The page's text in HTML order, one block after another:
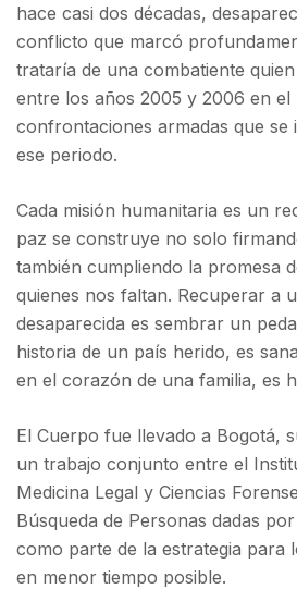
hace casi dos décadas,
conflicto que marcó
trataría de una combatiente
entre los años 2005 y 2006 en el
confrontaciones armadas que se
ese periodo.
Cada misión humanitaria es un
paz se construye no solo
también cumpliendo la promesa
quienes nos faltan. Recuperar a
desaparecida es sembrar un
historia de un país herido, es
en el corazón de una familia, es
El Cuerpo fue llevado a Bogotá,
un trabajo conjunto entre el
Medicina Legal y Ciencias
Búsqueda de Personas dadas
como parte de la estrategia para
en menor tiempo posible.